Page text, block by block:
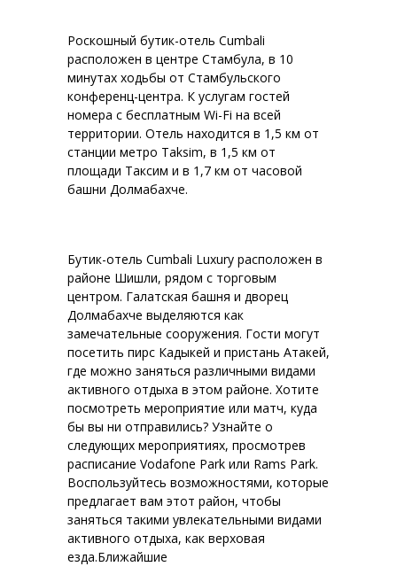
Роскошный бутик-отель Cumbali
расположен в центре Стамбула, в 10
минутах ходьбы от Стамбульского
конференц-центра. К услугам гостей
номера с бесплатным Wi-Fi на всей
территории. Отель находится в 1,5 км от
станции метро Taksim, в 1,5 км от
площади Таксим и в 1,7 км от часовой
башни Долмабахче.
Бутик-отель Cumbali Luxury расположен в
районе Шишли, рядом с торговым
центром. Галатская башня и дворец
Долмабахче выделяются как
замечательные сооружения. Гости могут
посетить пирс Кадыкей и пристань Атакей,
где можно заняться различными видами
активного отдыха в этом районе. Хотите
посмотреть мероприятие или матч, куда
бы вы ни отправились? Узнайте о
следующих мероприятиях, просмотрев
расписание Vodafone Park или Rams Park.
Воспользуйтесь возможностями, которые
предлагает вам этот район, чтобы
заняться такими увлекательными видами
активного отдыха, как верховая
езда.Ближайшие